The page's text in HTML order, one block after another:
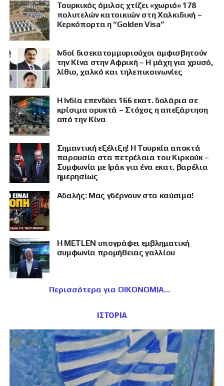
Τουρκικός όμιλος χτίζει «χωριό» 178
πολυτελών κατοικιών στη Χαλκιδική –
Κερκόπορτα η “Golden Visa”
Ινδοί δισεκατομμυριούχοι αμφισβητούν
την Κίνα στην Αφρική – Η μάχη για χρυσό,
λίθιο, χαλκό και τηλεπικοινωνίες
Η Ινδία επενδύει 166 εκατ. δολάρια σε
κρίσιμα ορυκτά – Στόχος η απεξάρτηση
από την Κίνα
Σημαντική εξέλιξη! Η Τουρκία αποκτά
παρουσία στα πετρέλαια του Κιρκούκ –
Συμφωνία με Ιράκ για ένα εκατ. βαρέλια
ημερησίως
Αδαλής: Μας γδέρνουν στα καύσιμα!
Η METLEN υπογράφει εμβληματική
συμφωνία προμήθειας γαλλίου
Περισσότερα για ΟΙΚΟΝΟΜΙΑ
ΙΣΤΟΡΙΑ